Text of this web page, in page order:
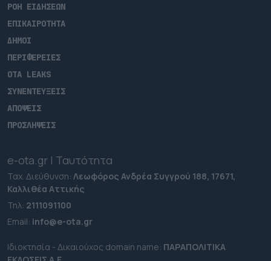
ΡΟΗ ΕΙΔΗΣΕΩΝ
ΕΠΙΚΑΙΡΟΤΗΤΑ
ΔΗΜΟΙ
ΠΕΡΙΦΕΡΕΙΕΣ
OTA LEAKS
ΣΥΝΕΝΤΕΥΞΕΙΣ
ΑΠΟΨΕΙΣ
ΠΡΟΣΛΗΨΕΙΣ
e-ota.gr | Ταυτότητα
Ταχ. Διεύθυνση: Λεωφόρος Ανδρέα Συγγρού 188, 17671,
Καλλιθέα Αττικής
Τηλ: 2111091100
Εmail: info@e-ota.gr
Ιδιοκτησία - Δικαιούχος domain name: ΠΑΡΑΠΟΛΙΤΙΚΑ